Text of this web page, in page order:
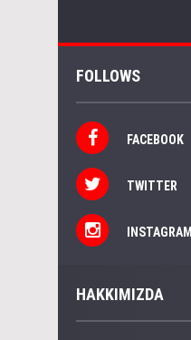
FOLLOWS
FACEBOOK
TWITTER
INSTAGRAM
HAKKIMIZDA